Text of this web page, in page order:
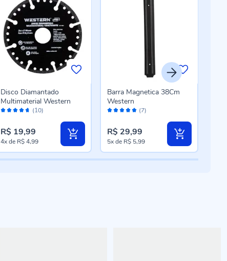
Avaliação: (10)
Disco Diamantado
Multimaterial Western
R$ 19,99
4xde R$ 4,99
Avaliação: (7)
Barra Magnetica 38Cm
Western
R$ 29,99
5xde R$ 5,99